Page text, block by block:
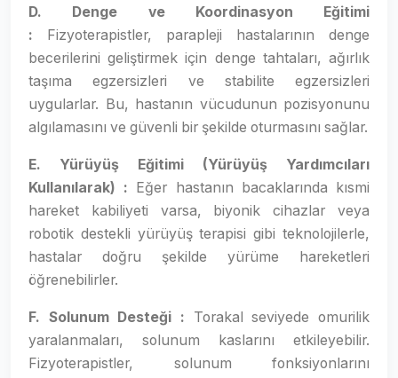
D. Denge ve Koordinasyon Eğitimi
: Fizyoterapistler, parapleji hastalarının denge
becerilerini geliştirmek için denge tahtaları, ağırlık
taşıma egzersizleri ve stabilite egzersizleri
uygularlar. Bu, hastanın vücudunun pozisyonunu
algılamasını ve güvenli bir şekilde oturmasını sağlar.
E. Yürüyüş Eğitimi (Yürüyüş Yardımcıları
Kullanılarak) : Eğer hastanın bacaklarında kısmi
hareket kabiliyeti varsa, biyonik cihazlar veya
robotik destekli yürüyüş terapisi gibi teknolojilerle,
hastalar doğru şekilde yürüme hareketleri
öğrenebilirler.
F. Solunum Desteği : Torakal seviyede omurilik
yaralanmaları, solunum kaslarını etkileyebilir.
Fizyoterapistler, solunum fonksiyonlarını